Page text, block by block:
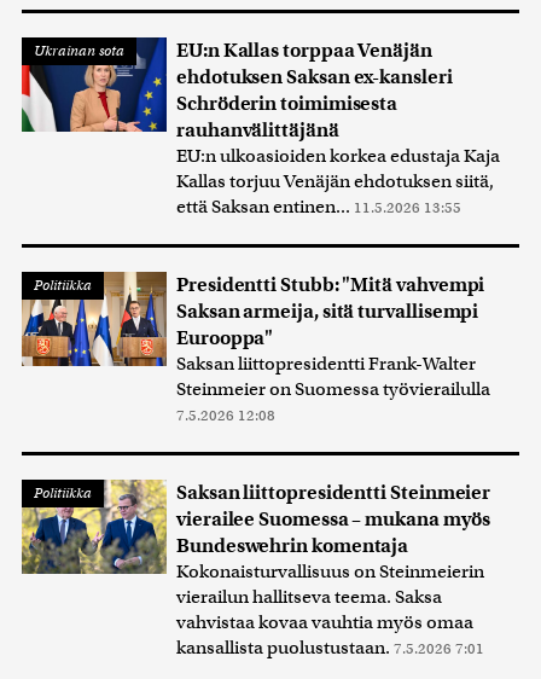
Ukrainan sota
EU:n Kallas torppaa Venäjän
ehdotuksen Saksan ex-kansleri
Schröderin toimimisesta
rauhanvälittäjänä
EU:n ulkoasioiden korkea edustaja Kaja
Kallas torjuu Venäjän ehdotuksen siitä,
että Saksan entinen... 11.5.2026 13:55
Politiikka
Presidentti Stubb: "Mitä vahvempi
Saksan armeija, sitä turvallisempi
Eurooppa"
Saksan liittopresidentti Frank-Walter
Steinmeier on Suomessa työvierailulla
7.5.2026 12:08
Politiikka
Saksan liittopresidentti Steinmeier
vierailee Suomessa – mukana myös
Bundeswehrin komentaja
Kokonaisturvallisuus on Steinmeierin
vierailun hallitseva teema. Saksa
vahvistaa kovaa vauhtia myös omaa
kansallista puolustustaan. 7.5.2026 7:01